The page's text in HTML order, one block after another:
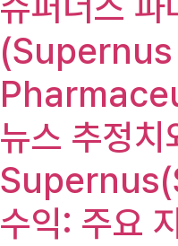
(Supernus
뉴스 추정치
수익: 주요